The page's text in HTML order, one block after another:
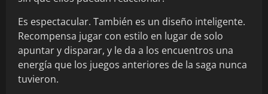
Es espectacular. También es un diseño inteligente.
Recompensa jugar con estilo en lugar de solo
apuntar y disparar, y le da a los encuentros una
energía que los juegos anteriores de la saga nunca
tuvieron.